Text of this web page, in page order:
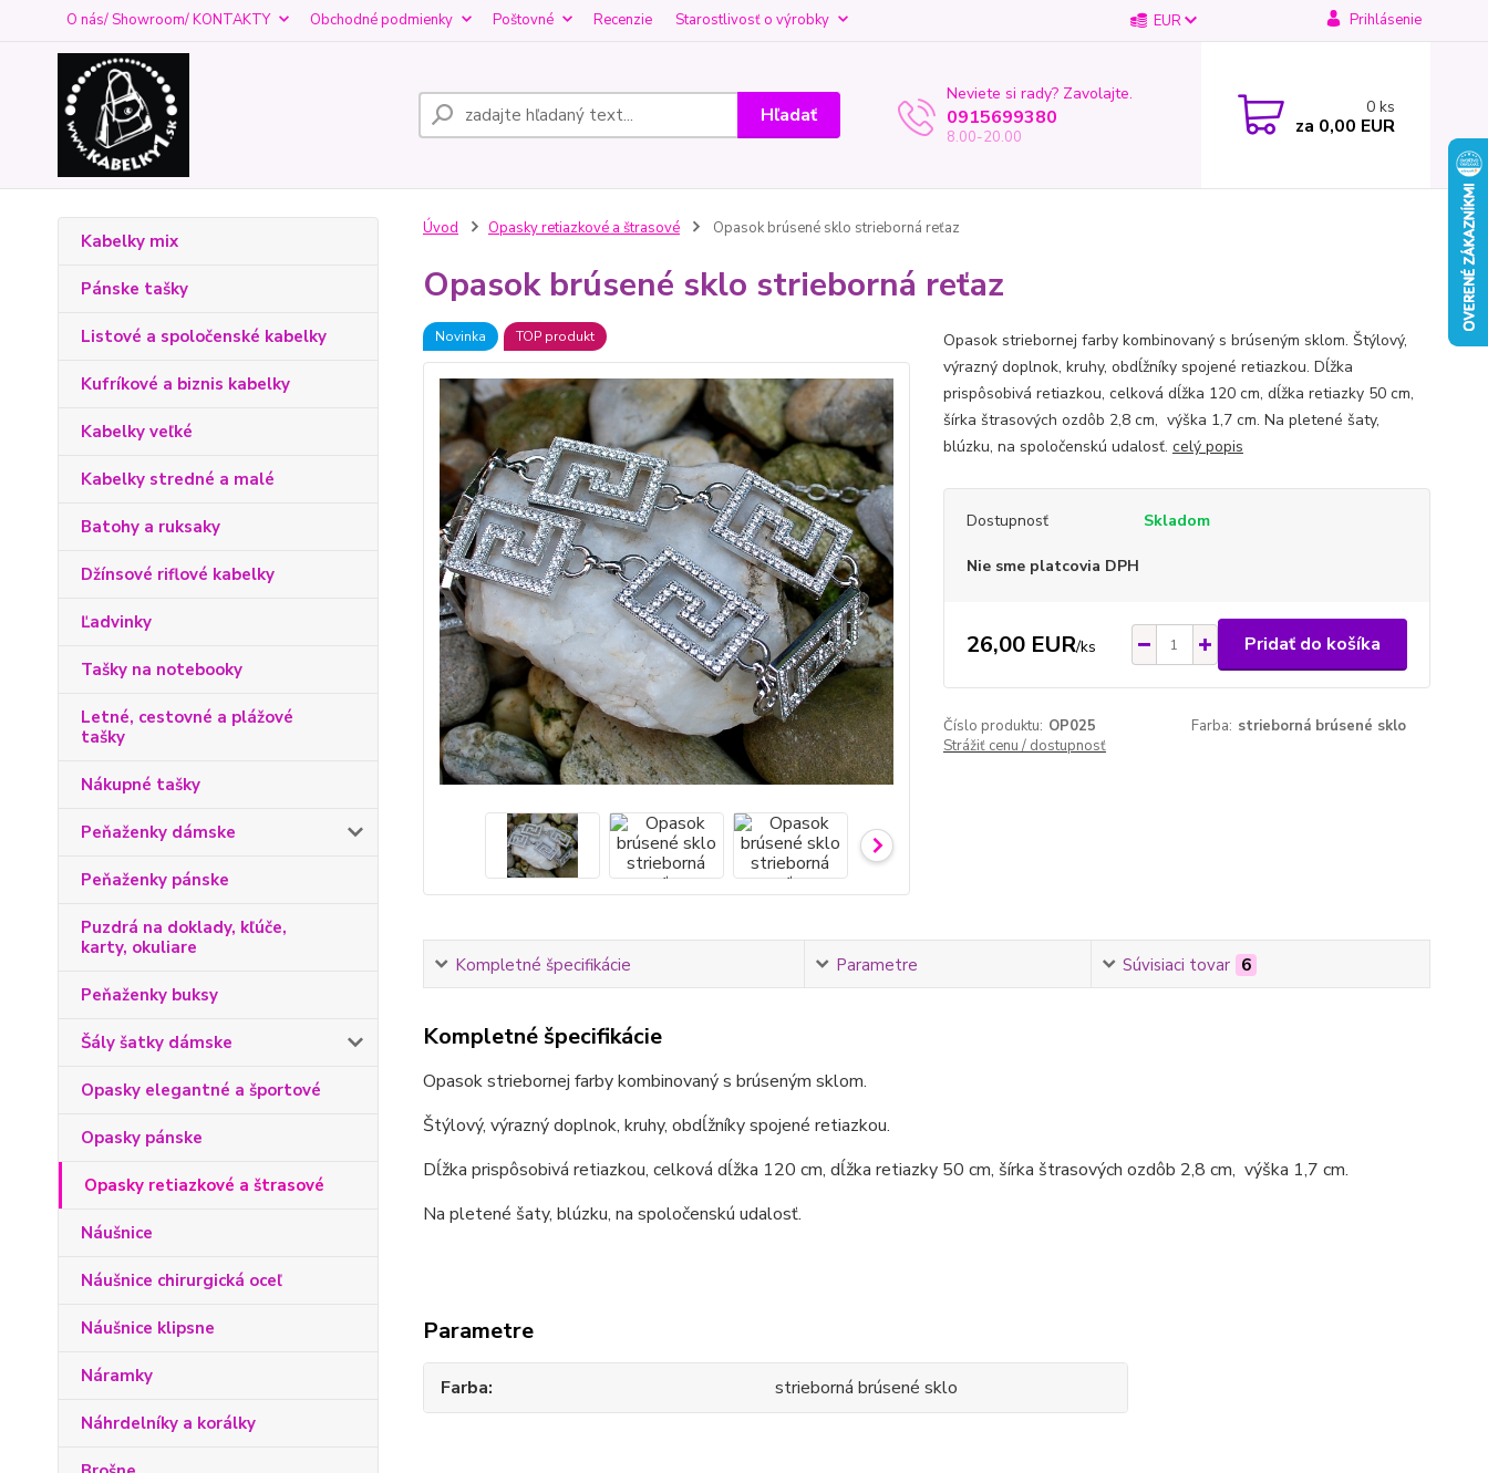
O nás/ Showroom/ KONTAKTY Obchodné podmienky Poštovné Recenzie Starostlivosť o výrobky EUR Prihlásenie
Hľadať
Neviete si rady? Zavolajte.
0915699380
8.00-20.00
0 ks
za 0,00 EUR
Kabelky mix
Pánske tašky
Listové a spoločenské kabelky
Kufríkové a biznis kabelky
Kabelky veľké
Kabelky stredné a malé
Batohy a ruksaky
Džínsové riflové kabelky
Ľadvinky
Tašky na notebooky
Letné, cestovné a plážové
tašky
Nákupné tašky
Peňaženky dámske
Peňaženky pánske
Puzdrá na doklady, kľúče,
karty, okuliare
Peňaženky buksy
Šály šatky dámske
Opasky elegantné a športové
Opasky pánske
Opasky retiazkové a štrasové
Náušnice
Náušnice chirurgická oceľ
Náušnice klipsne
Náramky
Náhrdelníky a korálky
Úvod Opasky retiazkové a štrasové Opasok brúsené sklo strieborná reťaz
Opasok brúsené sklo strieborná reťaz
Novinka TOP produkt
Opasok striebornej farby kombinovaný s brúseným sklom. Štýlový,
výrazný doplnok, kruhy, obdĺžníky spojené retiazkou. Dĺžka
prispôsobivá retiazkou, celková dĺžka 120 cm, dĺžka retiazky 50 cm,
šírka štrasových ozdôb 2,8 cm, výška 1,7 cm. Na pletené šaty,
blúzku, na spoločenskú udalosť. celý popis
Dostupnosť Skladom
Nie sme platcovia DPH
26,00 EUR/ks Pridať do košíka
Číslo produktu: OP025 Farba: strieborná brúsené sklo
Strážiť cenu / dostupnosť
Kompletné špecifikácie Parametre Súvisiaci tovar 6
Kompletné špecifikácie
Opasok striebornej farby kombinovaný s brúseným sklom.
Štýlový, výrazný doplnok, kruhy, obdĺžníky spojené retiazkou.
Dĺžka prispôsobivá retiazkou, celková dĺžka 120 cm, dĺžka retiazky 50 cm, šírka štrasových ozdôb 2,8 cm, výška 1,7 cm.
Na pletené šaty, blúzku, na spoločenskú udalosť.
Parametre
Farba strieborná brúsené sklo